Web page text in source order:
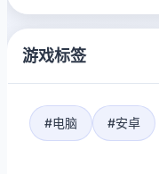
游戏标签
#电脑 #安卓